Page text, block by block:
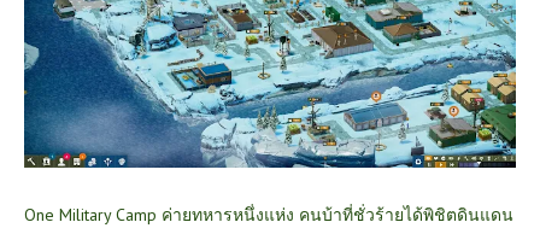
One Military Camp ค่ายทหารหนึ่งแห่ง คนบ้าที่ชั่วร้ายได้พิชิตดินแดน